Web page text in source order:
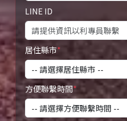
LINE ID
居住縣市*
方便聯繫時間*